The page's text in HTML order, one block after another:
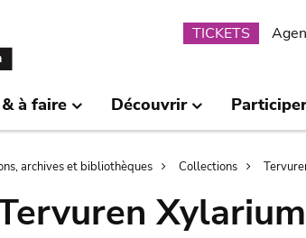
TICKETS
à faire Découvrir
archives et bibliothèques Collections